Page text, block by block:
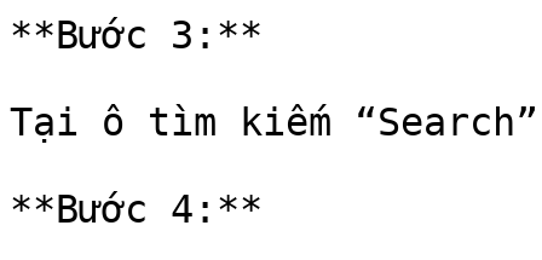
**Bước 3:**
Tại ô tìm kiếm
**Bước 4:**